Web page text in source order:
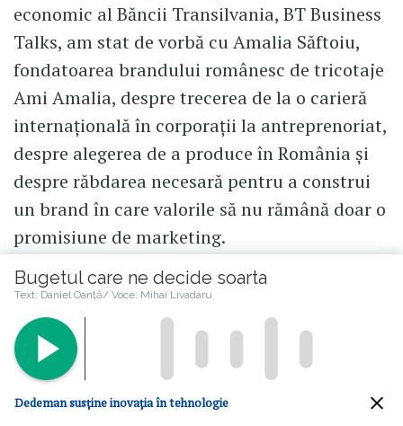
economic al Băncii Transilvania, BT Business
Talks, am stat de vorbă cu Amalia Săftoiu,
fondatoarea brandului românesc de tricotaje
Ami Amalia, despre trecerea de la o carieră
internațională în corporații la antreprenoriat,
despre alegerea de a produce în România și
despre răbdarea necesară pentru a construi
un brand în care valorile să nu rămână doar o
promisiune de marketing.
Citește mai mult
Florin Negruțiu
Autor fondator
Bugetul care ne decide soarta
Text: Daniel Oanță/ Voce: Mihai Livadaru
Dedeman susține inovația în tehnologie